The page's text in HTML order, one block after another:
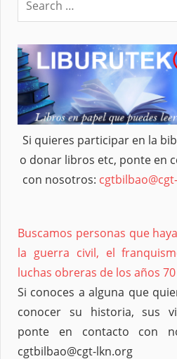
Si quieres participar en la
o donar libros etc, ponte en
con nosotros:
Buscamos personas que
la guerra civil, el
luchas obreras de los años 70
Si conoces a alguna que
conocer su historia, sus
ponte en contacto con
cgtbilbao@cgt-lkn.org